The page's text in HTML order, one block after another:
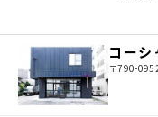
コーシ
〒790-